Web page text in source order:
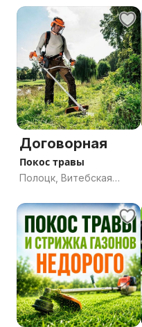
Договорная
Покос травы
Полоцк, Витебская